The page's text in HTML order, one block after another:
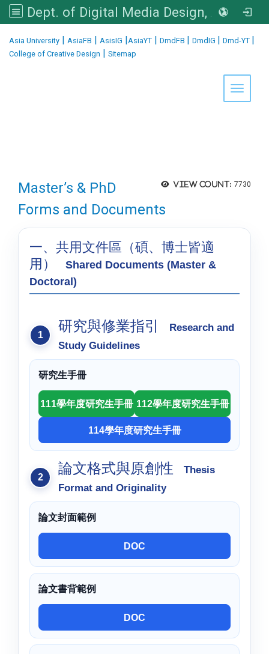
Dept. of Digital Media Design, Asia University
Asia University | AsiaFB | AsisIG |AsiaYT | DmdFB | DmdIG | Dmd-YT |
College of Creative Design | Sitemap
Toggle
View count: 7730
Master’s & PhD
Forms and Documents
一、共用文件區（碩、博士皆適
用）
Shared Documents (Master &
Doctoral)
研究與修業指引
Research and
Study Guidelines
研究生手冊
111學年度研究生手冊 112學年度研究生手冊
114學年度研究生手冊
論文格式與原創性
Thesis
Format and Originality
論文封面範例
DOC
論文書背範例
DOC